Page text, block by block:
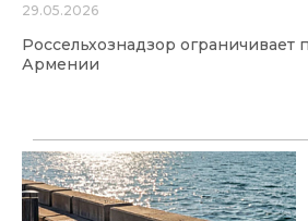
29.05.2026
Россельхознадзор ограничивает
Армении